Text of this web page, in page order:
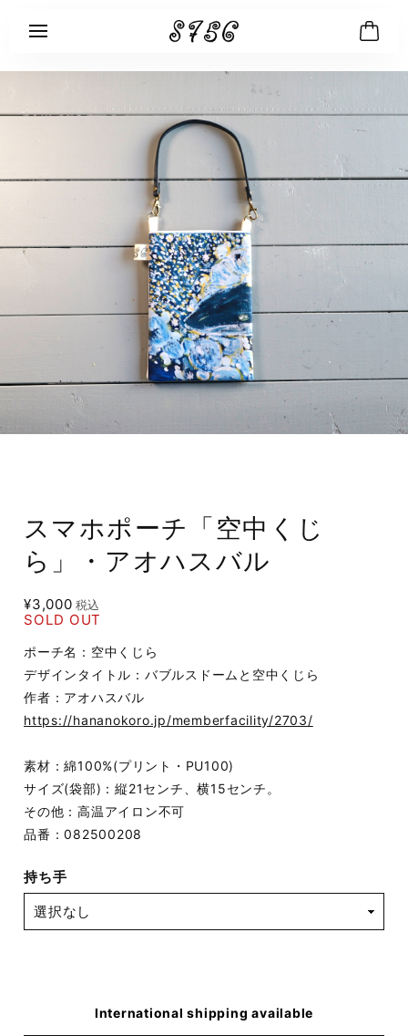
スマホポーチ「空中くじ
ら」・アオハスバル
¥3,000 税込
SOLD OUT
ポーチ名：空中くじら
デザインタイトル：バブルスドームと空中くじら
作者：アオハスバル
https://hananokoro.jp/memberfacility/2703/
素材：綿100%(プリント・PU100)
サイズ(袋部)：縦21センチ、横15センチ。
その他：高温アイロン不可
品番：082500208
持ち手
International shipping available